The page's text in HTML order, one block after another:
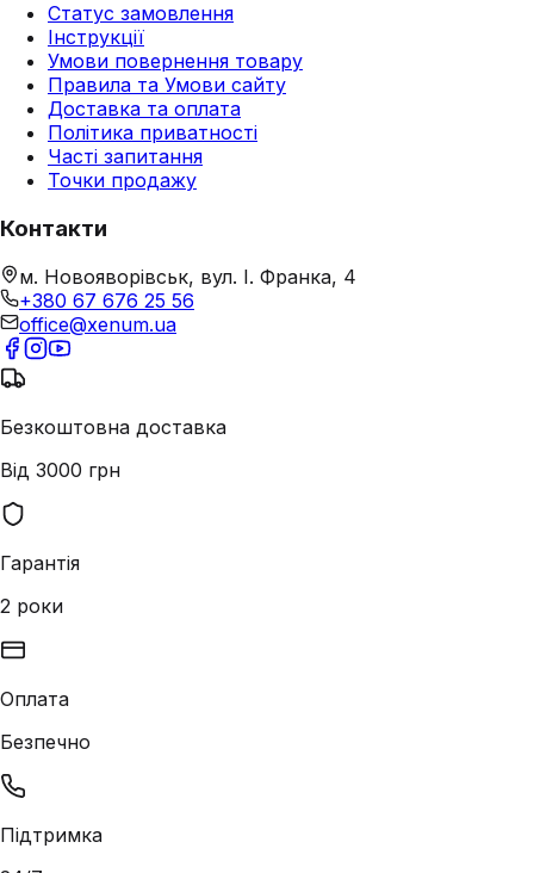
Статус замовлення
Інструкції
Умови повернення товару
Правила та Умови сайту
Доставка та оплата
Політика приватності
Часті запитання
Точки продажу
Контакти
м. Новояворівськ, вул. І. Франка, 4
+380 67 676 25 56
office@xenum.ua
Безкоштовна доставка
Від 3000 грн
Гарантія
2 роки
Оплата
Безпечно
Підтримка